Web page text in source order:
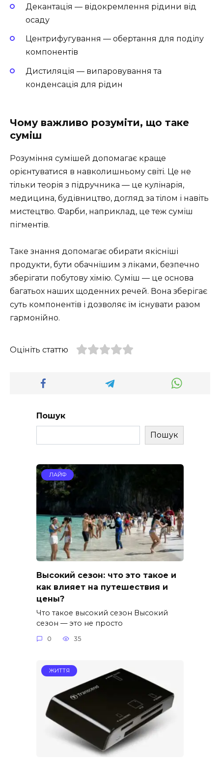
Декантація — відокремлення рідини від
осаду
Центрифугування — обертання для поділу
компонентів
Дистиляція — випаровування та
конденсація для рідин
Чому важливо розуміти, що таке
суміш
Розуміння сумішей допомагає краще
орієнтуватися в навколишньому світі. Це не
тільки теорія з підручника — це кулінарія,
медицина, будівництво, догляд за тілом і навіть
мистецтво. Фарби, наприклад, це теж суміш
пігментів.
Таке знання допомагає обирати якісніші
продукти, бути обачнішим з ліками, безпечно
зберігати побутову хімію. Суміш — це основа
багатьох наших щоденних речей. Вона зберігає
суть компонентів і дозволяє їм існувати разом
гармонійно.
Оцініть статтю
Пошук
Пошук
ЛАЙФ
Высокий сезон: что это такое и
как влияет на путешествия и
цены?
Что такое высокий сезон Высокий
сезон — это не просто
0 35
ЖИТТЯ